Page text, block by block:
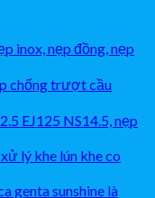
inox, nẹp đồng, nẹp
chống trượt cầu
EJ125 NS14.5, nẹp
lý khe lún khe co
genta sunshine là